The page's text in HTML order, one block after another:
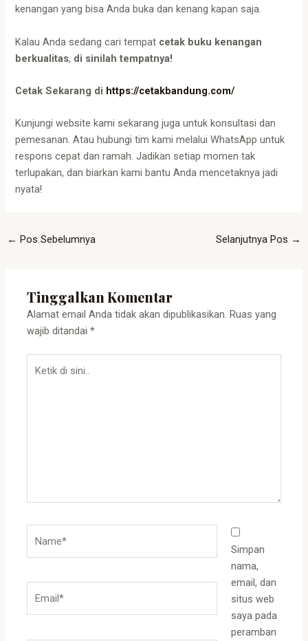
kenangan yang bisa Anda buka dan kenang kapan saja.
Kalau Anda sedang cari tempat cetak buku kenangan
berkualitas, di sinilah tempatnya!
Cetak Sekarang di https://cetakbandung.com/
Kunjungi website kami sekarang juga untuk konsultasi dan
pemesanan. Atau hubungi tim kami melalui WhatsApp untuk
respons cepat dan ramah. Jadikan setiap momen tak
terlupakan, dan biarkan kami bantu Anda mencetaknya jadi
nyata!
← Pos Sebelumnya Selanjutnya Pos →
Tinggalkan Komentar
Alamat email Anda tidak akan dipublikasikan. Ruas yang
wajib ditandai*
Simpan
nama,
email, dan
situs web
saya pada
peramban